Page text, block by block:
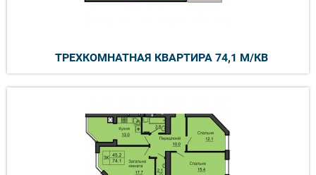
ТРЕХКОМНАТНАЯ КВАРТИРА 74,1 М/КВ